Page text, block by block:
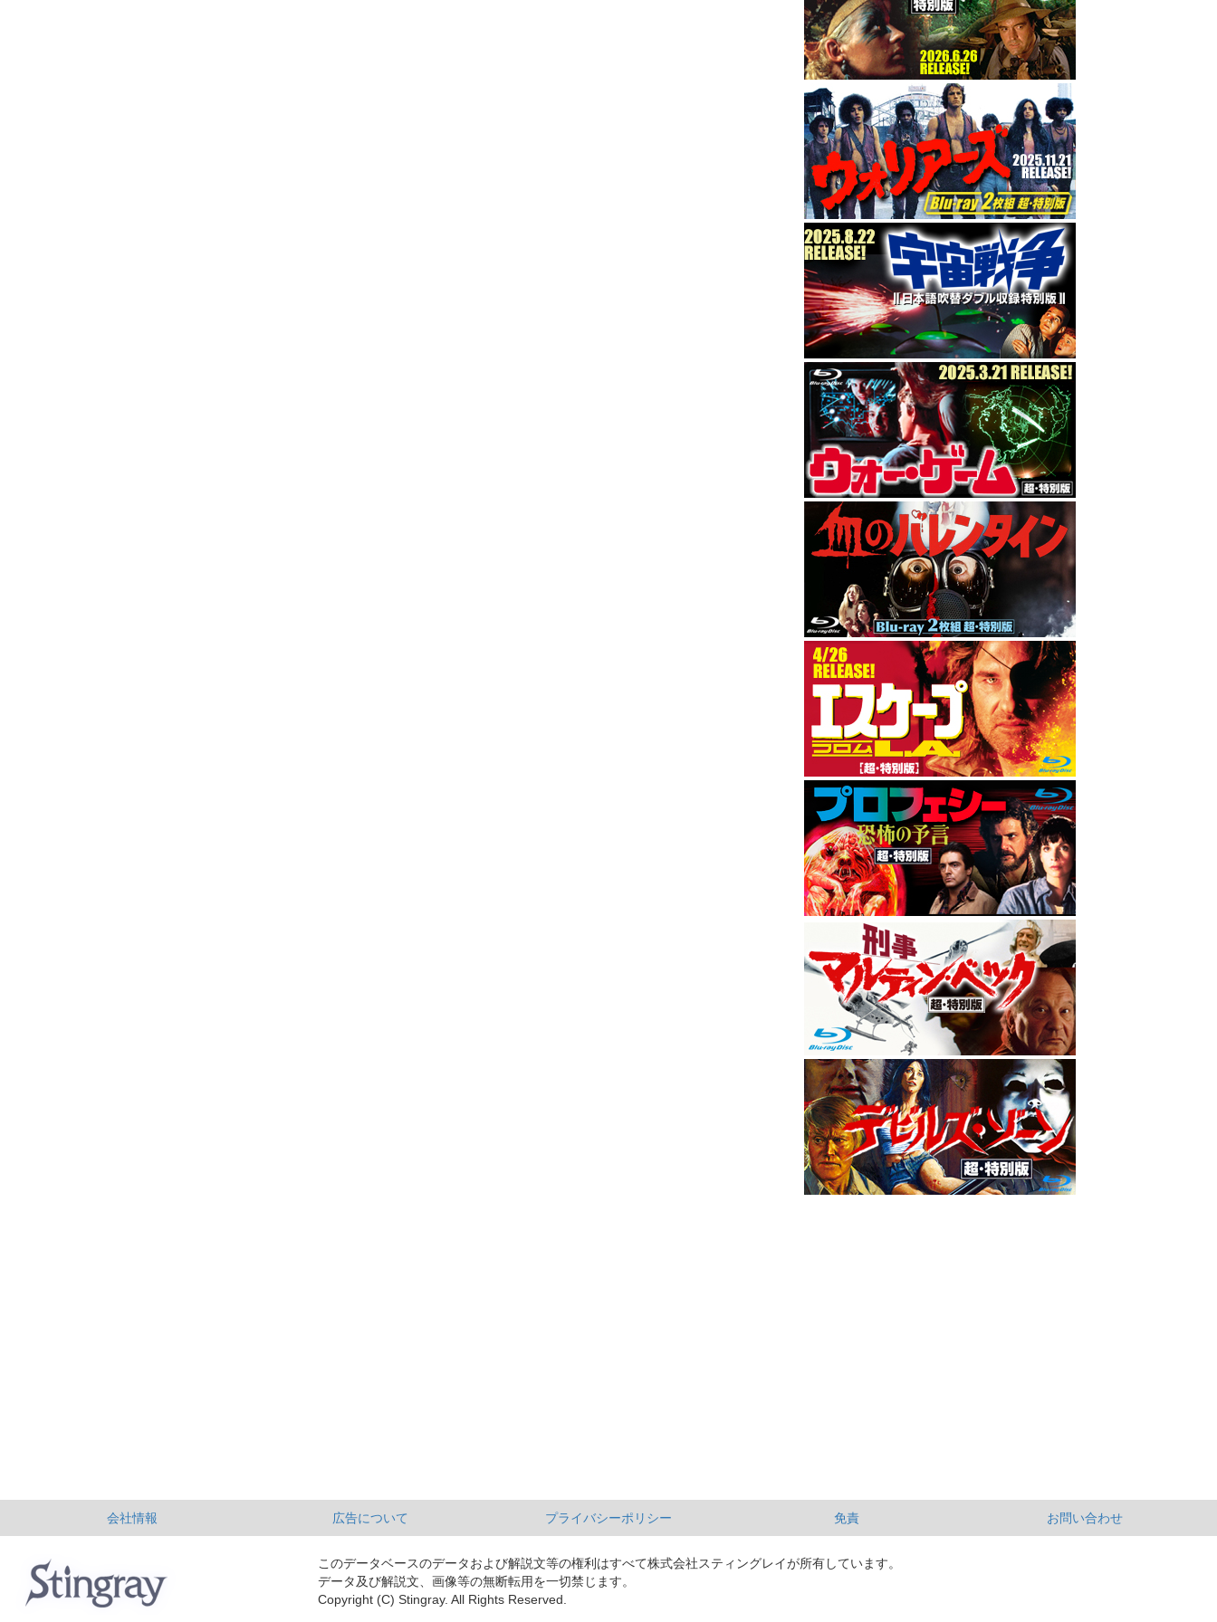
会社情報 広告について プライバシーポリシー 免責 お問い合わせ
このデータベースのデータおよび解説文等の権利はすべて株式会社スティングレイが所有しています。
データ及び解説文、画像等の無断転用を一切禁じます。
Copyright (C) Stingray. All Rights Reserved.